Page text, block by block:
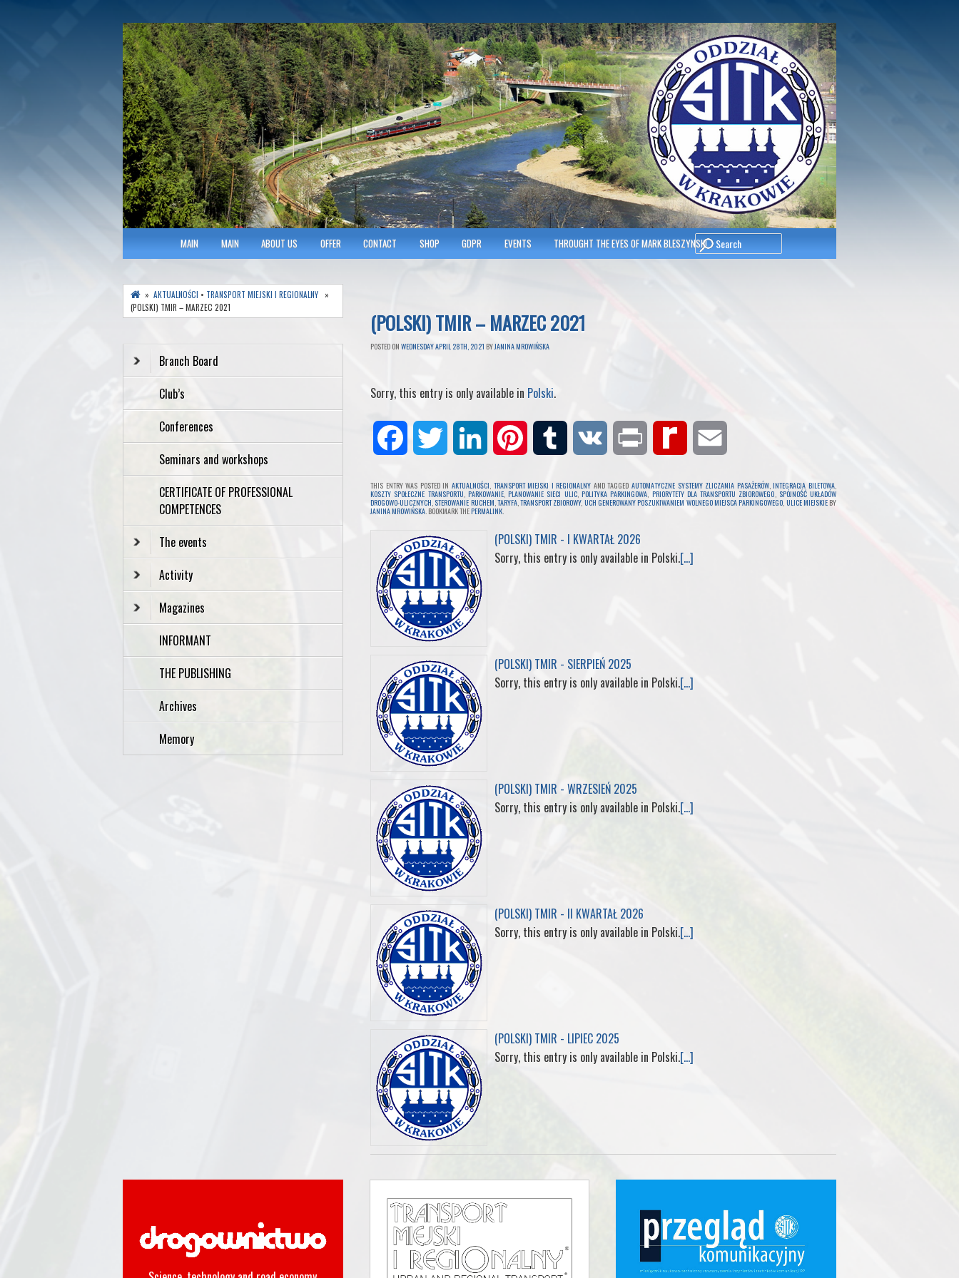
SITK RP Oddział w KRAKOWIE
Polish Association of Engineers & Technicians of Transportation
Search
MAIN MAIN ABOUT US OFFER CONTACT SHOP GDPR EVENTS THROUGHT THE EYES OF MARK BLESZYNSKI
(POLSKI) TMIR – MARZEC 2021
POSTED ON WEDNESDAY APRIL 28TH, 2021 BYJANINA MROWIŃSKA
Sorry, this entry is only available in Polski.
c
e
b
o
o
k
i
t
t
e
r
n
n
t
s
m
b
i
d
y
e
a
THIS ENTRY WAS POSTED IN AKTUALNOŚCI, TRANSPORT MIEJSKI I REGIONALNY AND TAGGEDAUTOMATYCZNE SYSTEMY ZLICZANIA PASAŻERÓW,INTEGRACJA BILETOWA,
KOSZTY SPOŁECZNE TRANSPORTU, PARKOWANIE,PLANOWANIE SIECI ULIC,POLITYKA PARKINGOWA, PRIORYTETY DLA TRANSPORTU ZBIOROWEGO, SPÓJNOŚĆ UKŁADÓW
DROGOWO-ULICZNYCH, STEROWANIE RUCHEM,TARYFA,TRANSPORT ZBIOROWY, UCH GENEROWANY POSZUKIWANIEM WOLNEGO MIEJSCA PARKINGOWEGO, ULICE MIEJSKIEBY
JANINA MROWIŃSKA. BOOKMARK THEPERMALINK.
(POLSKI) TMIR - I KWARTAŁ 2026
Sorry, this entry is only available in Polski.[...]
(POLSKI) TMIR - SIERPIEŃ 2025
Sorry, this entry is only available in Polski.[...]
(POLSKI) TMIR - WRZESIEŃ 2025
Sorry, this entry is only available in Polski.[...]
(POLSKI) TMIR - II KWARTAŁ 2026
Sorry, this entry is only available in Polski.[...]
(POLSKI) TMIR - LIPIEC 2025
Sorry, this entry is only available in Polski.[...]
» AKTUALNOŚCI • TRANSPORT MIEJSKI I REGIONALNY »
(POLSKI) TMIR – MARZEC 2021
Branch Board
Club’s
Conferences
Seminars and workshops
CERTIFICATE OF PROFESSIONAL
COMPETENCES
The events
Activity
Magazines
INFORMANT
THE PUBLISHING
Archives
Memory